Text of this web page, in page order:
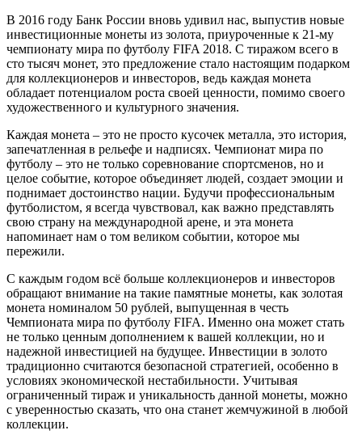
В 2016 году Банк России вновь удивил нас, выпустив новые
инвестиционные монеты из золота, приуроченные к 21-му
чемпионату мира по футболу FIFA 2018. С тиражом всего в
сто тысяч монет, это предложение стало настоящим подарком
для коллекционеров и инвесторов, ведь каждая монета
обладает потенциалом роста своей ценности, помимо своего
художественного и культурного значения.
Каждая монета – это не просто кусочек металла, это история,
запечатленная в рельефе и надписях. Чемпионат мира по
футболу – это не только соревнование спортсменов, но и
целое событие, которое объединяет людей, создает эмоции и
поднимает достоинство нации. Будучи профессиональным
футболистом, я всегда чувствовал, как важно представлять
свою страну на международной арене, и эта монета
напоминает нам о том великом событии, которое мы
пережили.
С каждым годом всё больше коллекционеров и инвесторов
обращают внимание на такие памятные монеты, как золотая
монета номиналом 50 рублей, выпущенная в честь
Чемпионата мира по футболу FIFA. Именно она может стать
не только ценным дополнением к вашей коллекции, но и
надежной инвестицией на будущее. Инвестиции в золото
традиционно считаются безопасной стратегией, особенно в
условиях экономической нестабильности. Учитывая
ограниченный тираж и уникальность данной монеты, можно
с уверенностью сказать, что она станет жемчужиной в любой
коллекции.